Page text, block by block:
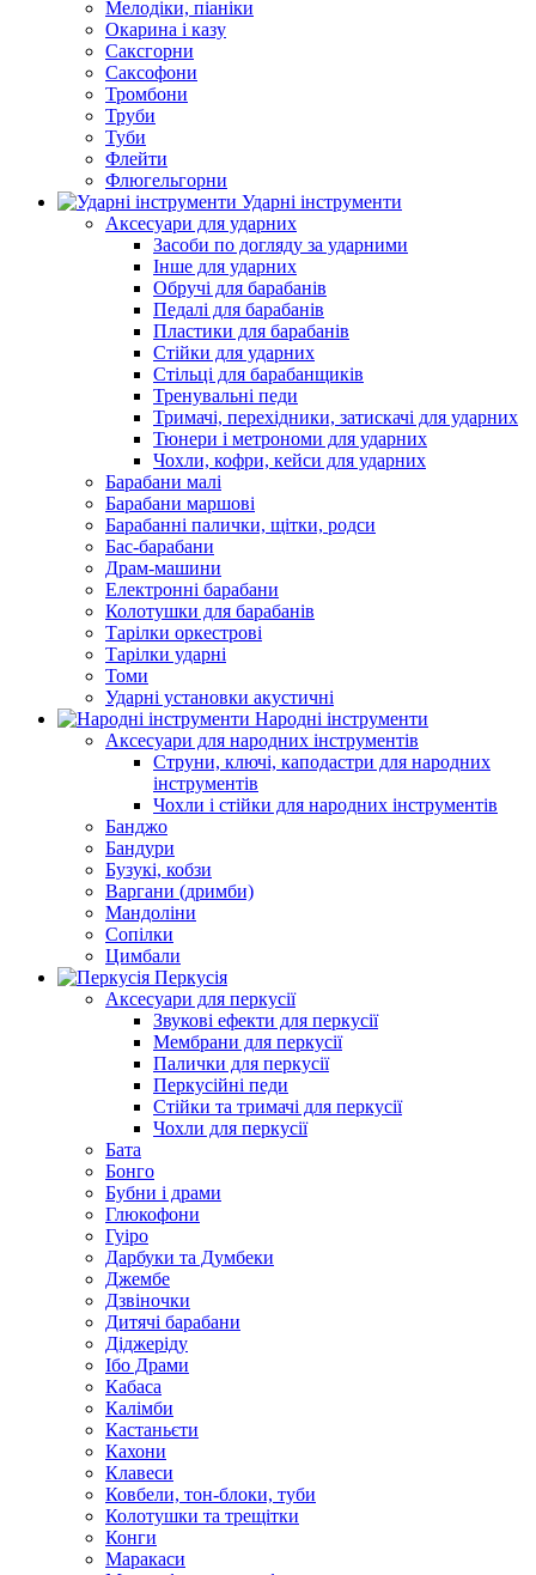
Мелодіки, піаніки
Окарина і казу
Саксгорни
Саксофони
Тромбони
Труби
Туби
Флейти
Флюгельгорни
Ударні інструменти
Аксесуари для ударних
Засоби по догляду за ударними
Інше для ударних
Обручі для барабанів
Педалі для барабанів
Пластики для барабанів
Стійки для ударних
Стільці для барабанщиків
Тренувальні педи
Тримачі, перехідники, затискачі для ударних
Тюнери і метрономи для ударних
Чохли, кофри, кейси для ударних
Барабани малі
Барабани маршові
Барабанні палички, щітки, родси
Бас-барабани
Драм-машини
Електронні барабани
Колотушки для барабанів
Тарілки оркестрові
Тарілки ударні
Томи
Ударні установки акустичні
Народні інструменти
Аксесуари для народних інструментів
Струни, ключі, каподастри для народних
інструментів
Чохли і стійки для народних інструментів
Банджо
Бандури
Бузукі, кобзи
Варгани (дримби)
Мандоліни
Сопілки
Цимбали
Перкусія
Аксесуари для перкусії
Звукові ефекти для перкусії
Мембрани для перкусії
Палички для перкусії
Перкусійні педи
Стійки та тримачі для перкусії
Чохли для перкусії
Бата
Бонго
Бубни і драми
Глюкофони
Гуіро
Дарбуки та Думбеки
Джембе
Дзвіночки
Дитячі барабани
Діджеріду
Ібо Драми
Кабаса
Калімби
Кастаньєти
Кахони
Клавеси
Ковбели, тон-блоки, туби
Колотушки та трещітки
Конги
Маракаси